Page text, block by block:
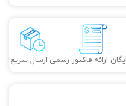
ارائه فاکتور رسمی ارسال سریع